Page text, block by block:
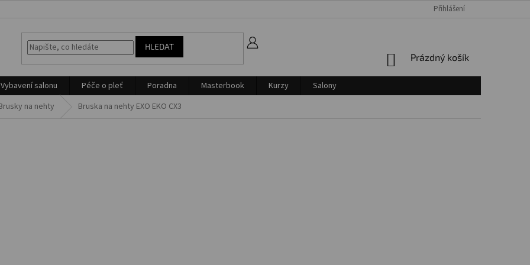
Přihlášení
HLEDAT
NÁKUPNÍ
Prázdný košík
Vybavení salonu Péče o pleť Poradna Masterbook Kurzy
Salony
na nehty Bruska na nehty EXO EKO CX3